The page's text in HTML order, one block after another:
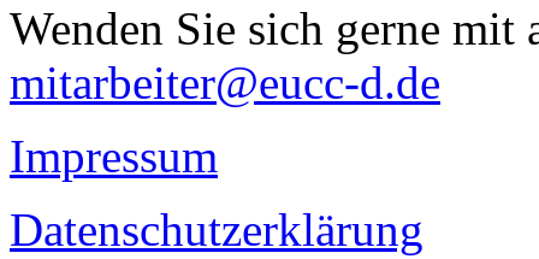
Wenden Sie sich gerne mit
mitarbeiter@eucc-d.de
Impressum
Datenschutzerklärung